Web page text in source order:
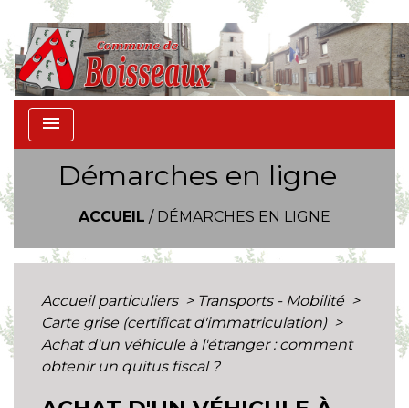
menu
Démarches en ligne
ACCUEIL / DÉMARCHES EN LIGNE
Accueil particuliers > Transports - Mobilité >
Carte grise (certificat d'immatriculation) >
Achat d'un véhicule à l'étranger : comment
obtenir un quitus fiscal ?